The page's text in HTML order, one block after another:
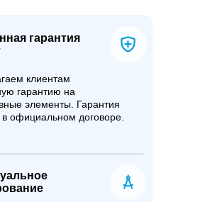
гарантия
клиентам
гарантию на
элементы. Гарантия
официальном договоре.